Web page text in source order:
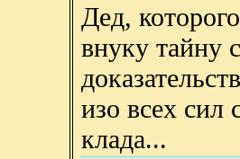
Дед,
внуку тайну
изо всех сил
клада...